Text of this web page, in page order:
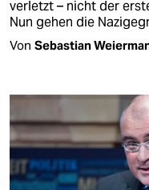
verletzt – nicht der
Nun gehen die
Von Sebastian